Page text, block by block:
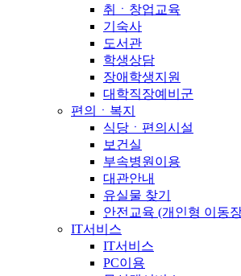
취ㆍ창업교육
기숙사
도서관
학생상담
장애학생지원
대학직장예비군
편의ㆍ복지
식당ㆍ편의시설
보건실
부속병원이용
대관안내
유실물 찾기
안전교육 (개인형 이동
IT서비스
IT서비스
PC이용